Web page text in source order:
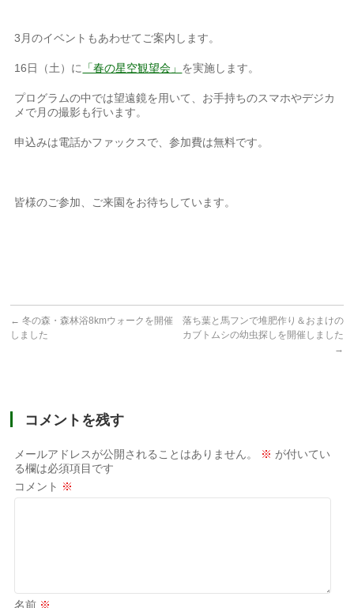
3月のイベントもあわせてご案内します。
16日（土）に 「春の星空観望会」 を実施します。
プログラムの中では望遠鏡を用いて、お手持ちのスマホやデジカ
メで月の撮影も行います。
申込みは電話かファックスで、参加費は無料です。
皆様のご参加、ご来園をお待ちしています。
← 冬の森・森林浴8kmウォークを開催
しました
落ち葉と馬フンで堆肥作り＆おまけの
カブトムシの幼虫探しを開催しました
→
コメントを残す
メールアドレスが公開されることはありません。 ※ が付いてい
る欄は必須項目です
コメント ※
名前 ※